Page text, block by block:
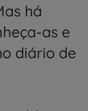
há
as e
diário de